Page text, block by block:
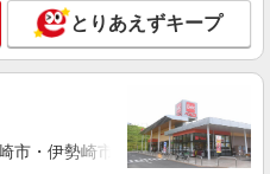
】月給 220000
詳細を見る
ョップの携帯販売スタッフ
円 〜 250,000円 試用期間あり 3
とりあえずキープ
市・伊勢崎市・太田市・館林市